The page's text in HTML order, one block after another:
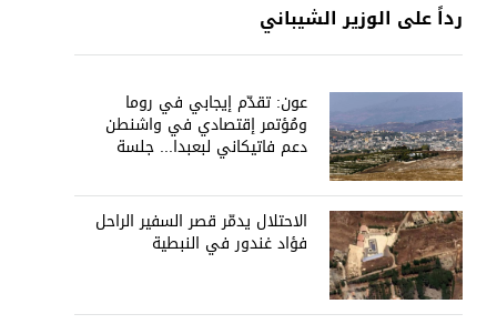
رداً على الوزير الشيباني
عون: تقدّم إيجابي في روما
ومُؤتمر إقتصادي في واشنطن
دعم فاتيكاني لبعبدا... جلسة
على الطاولة
الاحتلال يدمّر قصر السفير الراحل
فؤاد غندور في النبطية